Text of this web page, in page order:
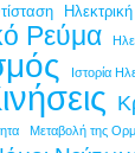
Ρεύμα
Ιστορία
Μεταβολή της